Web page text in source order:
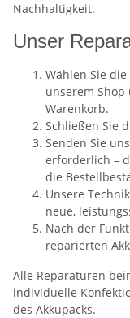
Nachhaltigkeit.
Unser
Wählen Sie
unserem
Warenkorb.
Schließen Sie
Senden Sie
erforderlich –
die
Unsere
neue,
Nach der
reparierten
Alle Reparaturen
individuelle
des Akkupacks.